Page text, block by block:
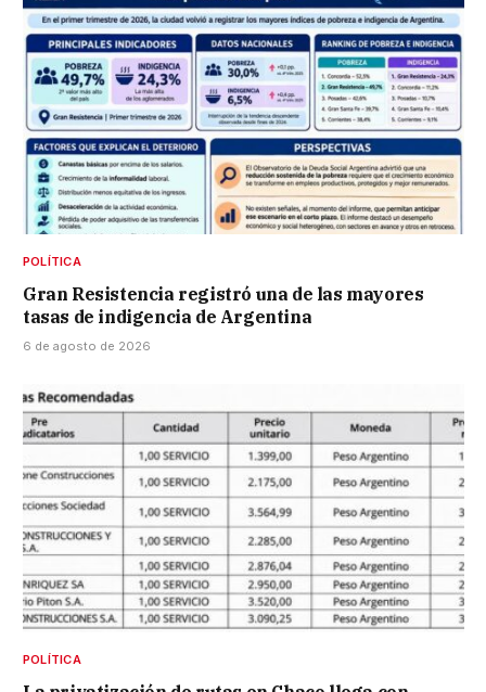
POLÍTICA
Gran Resistencia registró una de las mayores
tasas de indigencia de Argentina
6 de agosto de 2026
POLÍTICA